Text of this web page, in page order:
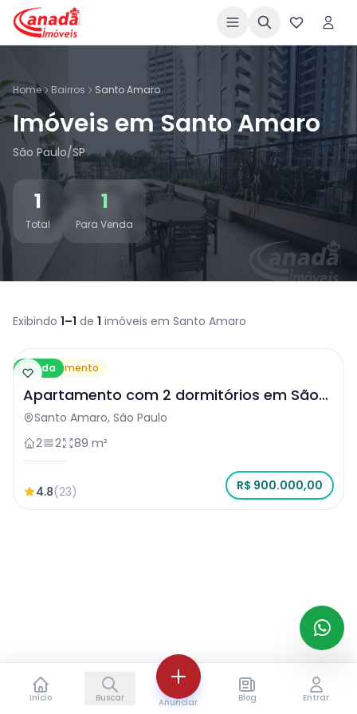
Home Bairros Santo Amaro
Imóveis em Santo Amaro
São Paulo/SP
1
Total
1
Para Venda
Exibindo 1–1 de 1 imóveis em Santo Amaro
Venda
Apartamento
Apartamento com 2 dormitórios em São
Paulo
Santo Amaro, São Paulo
2
2 89 m²
4.8(23) R$ 900.000,00
Início Buscar Anunciar Blog Entrar